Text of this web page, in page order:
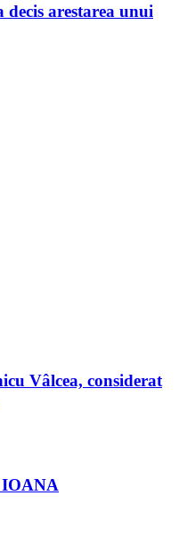
arestarea unui
Vâlcea, considerat